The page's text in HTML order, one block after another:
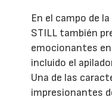
En el campo de
STILL también
emocionantes
incluido el
Una de las
impresionantes